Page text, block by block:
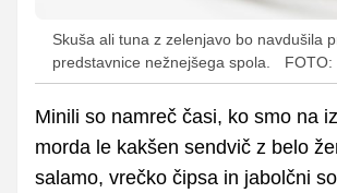
Skuša ali tuna z zelenjavo bo navdušila
predstavnice nežnejšega spola.
FOTO:
Minili so namreč časi, ko smo na
morda le kakšen sendvič z belo
salamo, vrečko čipsa in jabolčni